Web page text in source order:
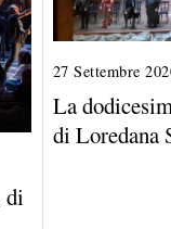
di
27 Settembre
La
di Loredana